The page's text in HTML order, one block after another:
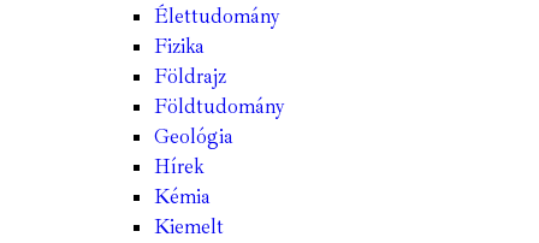
Élettudomány
Fizika
Földrajz
Földtudomány
Geológia
Hírek
Kémia
Kiemelt